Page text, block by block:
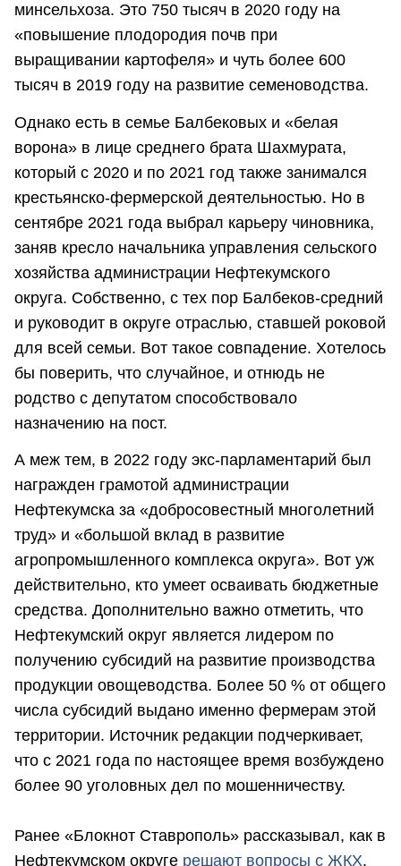
минсельхоза. Это 750 тысяч в 2020 году на
«повышение плодородия почв при
выращивании картофеля» и чуть более 600
тысяч в 2019 году на развитие семеноводства.
Однако есть в семье Балбековых и «белая
ворона» в лице среднего брата Шахмурата,
который с 2020 и по 2021 год также занимался
крестьянско-фермерской деятельностью. Но в
сентябре 2021 года выбрал карьеру чиновника,
заняв кресло начальника управления сельского
хозяйства администрации Нефтекумского
округа. Собственно, с тех пор Балбеков-средний
и руководит в округе отраслью, ставшей роковой
для всей семьи. Вот такое совпадение. Хотелось
бы поверить, что случайное, и отнюдь не
родство с депутатом способствовало
назначению на пост.
А меж тем, в 2022 году экс-парламентарий был
награжден грамотой администрации
Нефтекумска за «добросовестный многолетний
труд» и «большой вклад в развитие
агропромышленного комплекса округа». Вот уж
действительно, кто умеет осваивать бюджетные
средства. Дополнительно важно отметить, что
Нефтекумский округ является лидером по
получению субсидий на развитие производства
продукции овощеводства. Более 50 % от общего
числа субсидий выдано именно фермерам этой
территории. Источник редакции подчеркивает,
что с 2021 года по настоящее время возбуждено
более 90 уголовных дел по мошенничеству.
Ранее «Блокнот Ставрополь» рассказывал, как в
Нефтекумском округе решают вопросы с ЖКХ.